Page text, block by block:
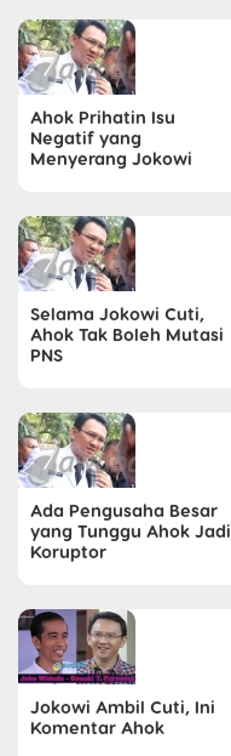
Ahok Prihatin Isu
Negatif yang
Menyerang Jokowi
Selama Jokowi Cuti,
Ahok Tak Boleh Mutasi
PNS
Ada Pengusaha Besar
yang Tunggu Ahok Jadi
Koruptor
Jokowi Ambil Cuti, Ini
Komentar Ahok